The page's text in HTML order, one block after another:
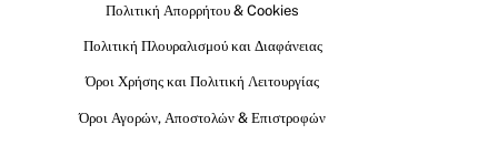
Πολιτική Απορρήτου & Cookies
Πολιτική Πλουραλισμού και Διαφάνειας
Όροι Χρήσης και Πολιτική Λειτουργίας
Όροι Αγορών, Αποστολών & Επιστροφών